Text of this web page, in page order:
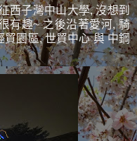
西子灣中山大學, 沒想到
有趣~ 之後沿著愛河, 騎
貿園區, 世貿中心 與 中鋼